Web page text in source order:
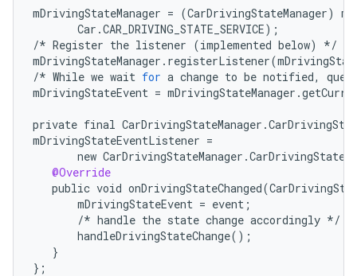
mDrivingStateManager = (CarDrivingStateManager)
Car .CAR_DRIVING_STATE_SERVICE);
/* Register the listener (implemented below)
*/
mDrivingStateManager . registerListener(
/* While we wait for a change to be notified,
mDrivingStateEvent = mDrivingStateManager .
private final CarDrivingStateManager .
mDrivingStateEventListener =
new CarDrivingStateManager .
@Override
public void onDrivingStateChanged(
mDrivingStateEvent = event ;
/* handle the state change accordingly */
handleDrivingStateChange();
}
};